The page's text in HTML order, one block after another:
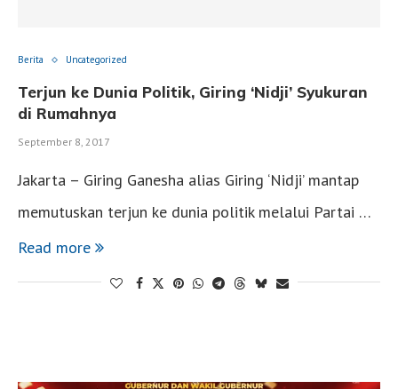
Berita Uncategorized
Terjun ke Dunia Politik, Giring ‘Nidji’ Syukuran
di Rumahnya
September 8, 2017
Jakarta – Giring Ganesha alias Giring ‘Nidji’ mantap
memutuskan terjun ke dunia politik melalui Partai …
Read more